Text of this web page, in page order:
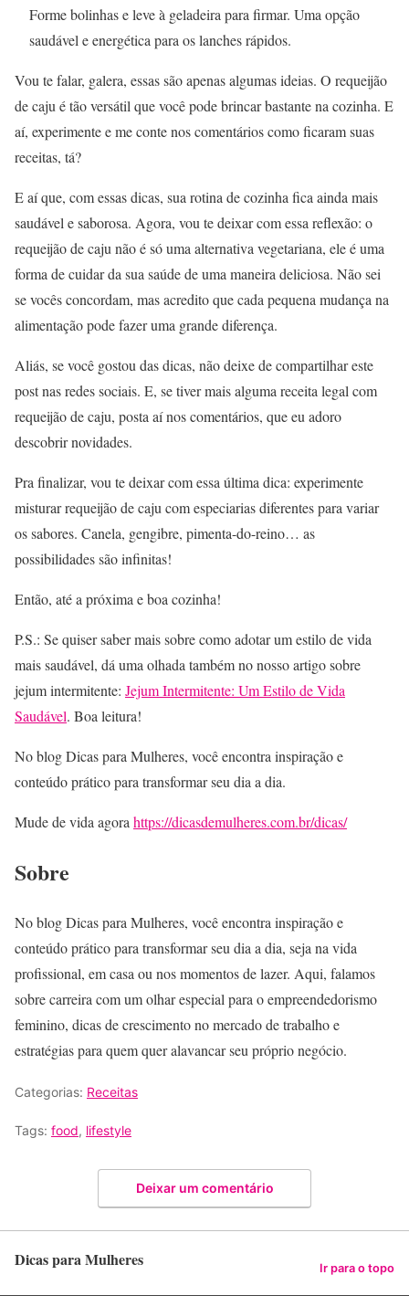
Forme bolinhas e leve à geladeira para firmar. Uma opção
saudável e energética para os lanches rápidos.
Vou te falar, galera, essas são apenas algumas ideias. O requeijão
de caju é tão versátil que você pode brincar bastante na cozinha. E
aí, experimente e me conte nos comentários como ficaram suas
receitas, tá?
E aí que, com essas dicas, sua rotina de cozinha fica ainda mais
saudável e saborosa. Agora, vou te deixar com essa reflexão: o
requeijão de caju não é só uma alternativa vegetariana, ele é uma
forma de cuidar da sua saúde de uma maneira deliciosa. Não sei
se vocês concordam, mas acredito que cada pequena mudança na
alimentação pode fazer uma grande diferença.
Aliás, se você gostou das dicas, não deixe de compartilhar este
post nas redes sociais. E, se tiver mais alguma receita legal com
requeijão de caju, posta aí nos comentários, que eu adoro
descobrir novidades.
Pra finalizar, vou te deixar com essa última dica: experimente
misturar requeijão de caju com especiarias diferentes para variar
os sabores. Canela, gengibre, pimenta-do-reino… as
possibilidades são infinitas!
Então, até a próxima e boa cozinha!
P.S.: Se quiser saber mais sobre como adotar um estilo de vida
mais saudável, dá uma olhada também no nosso artigo sobre
jejum intermitente: Jejum Intermitente: Um Estilo de Vida
Saudável. Boa leitura!
No blog Dicas para Mulheres, você encontra inspiração e
conteúdo prático para transformar seu dia a dia.
Mude de vida agorahttps://dicasdemulheres.com.br/dicas/
Sobre
No blog Dicas para Mulheres, você encontra inspiração e
conteúdo prático para transformar seu dia a dia, seja na vida
profissional, em casa ou nos momentos de lazer. Aqui, falamos
sobre carreira com um olhar especial para o empreendedorismo
feminino, dicas de crescimento no mercado de trabalho e
estratégias para quem quer alavancar seu próprio negócio.
Categorias: Receitas
Tags: food, lifestyle
Deixar um comentário
Dicas para Mulheres Ir para o topo